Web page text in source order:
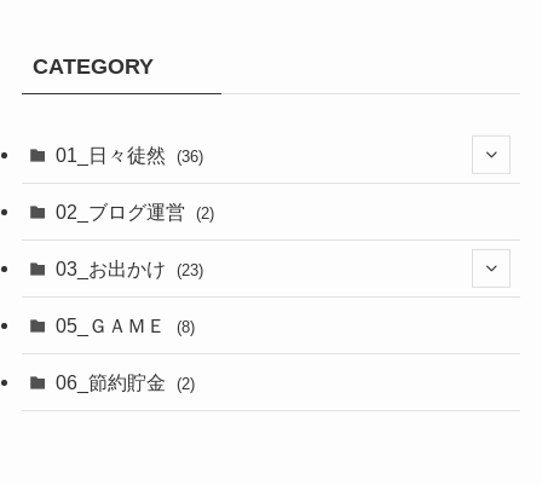
CATEGORY
01_日々徒然 (36)
(3)
(33)
02_ブログ運営 (2)
03_お出かけ (23)
(2)
(8)
05_ＧＡＭＥ (8)
06_節約貯金 (2)